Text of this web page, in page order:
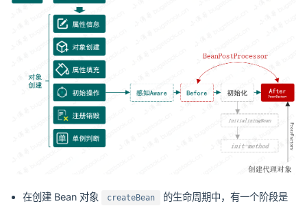
在创建 Bean 对象 createBean
的生命周期中，有一个阶段是